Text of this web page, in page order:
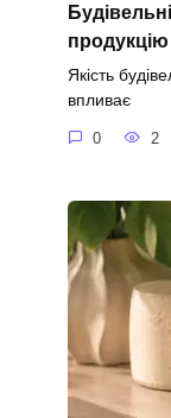
Якість
впливає
0 2